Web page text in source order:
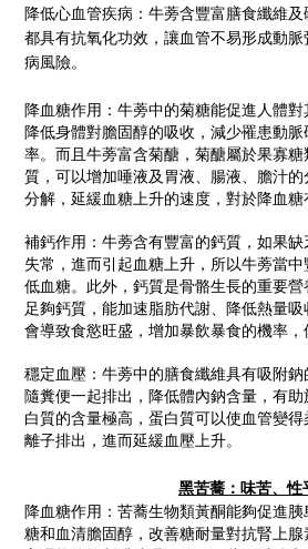
降低心血管疾病： 牛蒡含豐富膳食纖維
都具有抗氧化功效，讓血管不易形成動
病風險。
降血糖作用： 牛蒡中的菊糖能促進人體
降低身體對膽固醇的吸收，減少罹患動
率。而且牛蒡富含菊醣，菊醣屬於果寡
質，可以增加唾液及胃液、腸液、膽汁
分解，延緩血糖上升的速度，對於降血糖
補鈣作用： 牛蒡含有豐富的鈣質，如果
失常，進而引起血糖上升，所以牛蒡當
低血糖。此外，鈣質是骨骼生長的重要
足夠鈣質，能加速脂肪代謝、降低熱量吸
會導致食慾旺盛，增加暴飲暴食的機率，
穩定血壓 ： 牛蒡中的膳食纖維具有吸附
隨糞便一起排出，降低體內鈉含量，有助
白質的含量極高，蛋白質可以使血管變
離子排出，進而延緩血壓上升。
黑苦蕎：味苦、性
降血糖作用：苦蕎生物類黃酮能夠促進
糖和血清膽固醇，改善糖耐量對抗腎上